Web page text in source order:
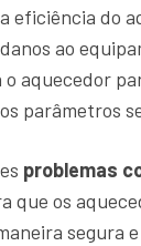
eficiência do
ao
o aquecedor
parâmetros
problemas
que os
segura